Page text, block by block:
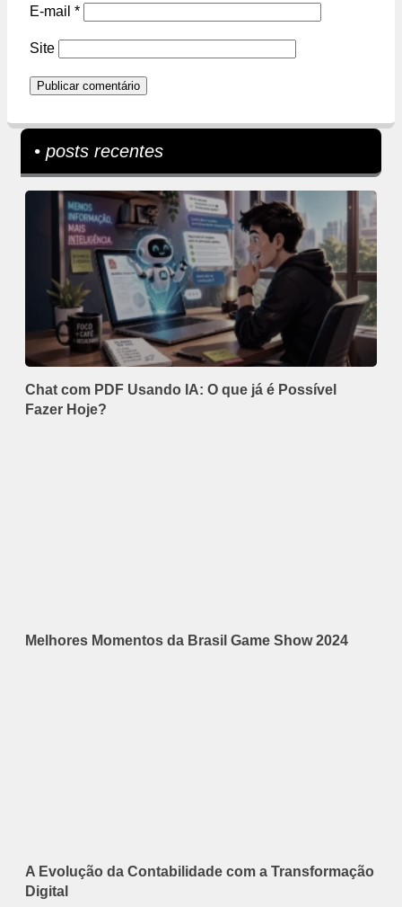
E-mail *
Site
• posts recentes
Chat com PDF Usando IA: O que já é Possível
Fazer Hoje?
Melhores Momentos da Brasil Game Show 2024
A Evolução da Contabilidade com a Transformação
Digital